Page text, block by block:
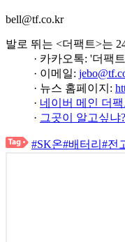
bell@tf.co.kr
발로 뛰는 <더팩트>는
· 카카오톡: '더팩
· 이메일:
· 뉴스 홈페이지:
· 네이버 메인 더
· 그곳이 알고싶
#SK온#배터리 #전